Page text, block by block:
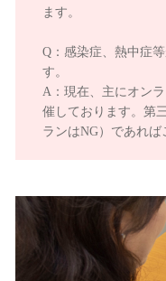
ます。
Q：感染症、熱中症
す。
A：現在、主にオン
催しております。第
ランはNG）であれば